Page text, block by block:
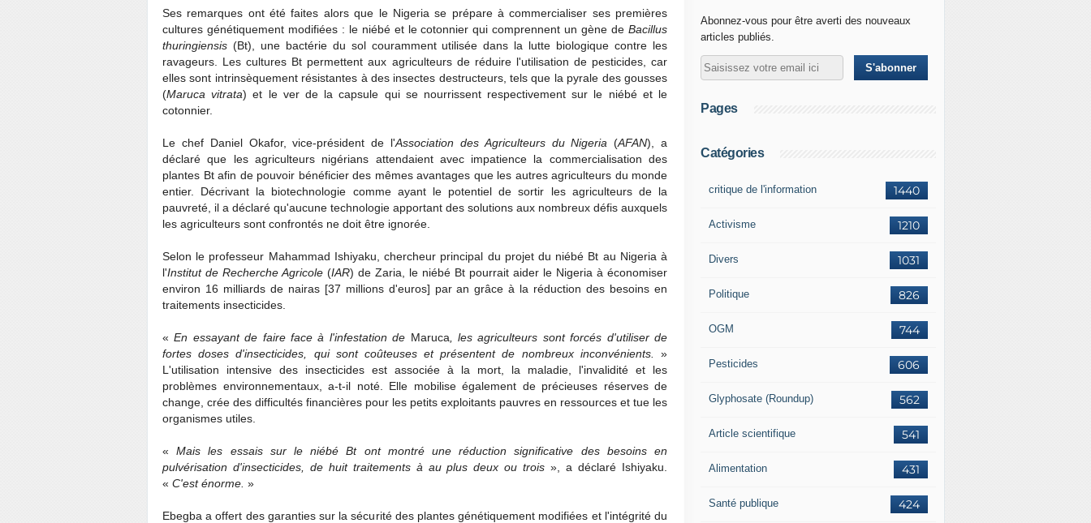
Ses remarques ont été faites alors que le Nigeria se prépare à commercialiser ses premières
cultures génétiquement modifiées : le niébé et le cotonnier qui comprennent un gène de Bacillus
thuringiensis (Bt), une bactérie du sol couramment utilisée dans la lutte biologique contre les
ravageurs. Les cultures Bt permettent aux agriculteurs de réduire l'utilisation de pesticides, car
elles sont intrinsèquement résistantes à des insectes destructeurs, tels que la pyrale des gousses
(Maruca vitrata) et le ver de la capsule qui se nourrissent respectivement sur le niébé et le
cotonnier.
Le chef Daniel Okafor, vice-président de l'Association des Agriculteurs du Nigeria (AFAN), a
déclaré que les agriculteurs nigérians attendaient avec impatience la commercialisation des
plantes Bt afin de pouvoir bénéficier des mêmes avantages que les autres agriculteurs du monde
entier. Décrivant la biotechnologie comme ayant le potentiel de sortir les agriculteurs de la
pauvreté, il a déclaré qu'aucune technologie apportant des solutions aux nombreux défis auxquels
les agriculteurs sont confrontés ne doit être ignorée.
Selon le professeur Mahammad Ishiyaku, chercheur principal du projet du niébé Bt au Nigeria à
l'Institut de Recherche Agricole (IAR) de Zaria, le niébé Bt pourrait aider le Nigeria à économiser
environ 16 milliards de nairas [37 millions d'euros] par an grâce à la réduction des besoins en
traitements insecticides.
«En essayant de faire face à l'infestation de Maruca , les agriculteurs sont forcés d'utiliser de
fortes doses d'insecticides, qui sont coûteuses et présentent de nombreux inconvénients.
»
L'utilisation intensive des insecticides est associée à la mort, la maladie, l'invalidité et les
problèmes environnementaux, a-t-il noté. Elle mobilise également de précieuses réserves de
change, crée des difficultés financières pour les petits exploitants pauvres en ressources et tue les
organismes utiles.
«Mais les essais sur le niébé Bt ont montré une réduction significative des besoins en
pulvérisation d'insecticides, de huit traitements à au plus deux ou trois», a déclaré Ishiyaku.
« C'est énorme. »
Ebegba a offert des garanties sur la sécurité des plantes génétiquement modifiées et l'intégrité du
Abonnez-vous pour être averti des nouveaux
articles publiés.
Pages
Catégories
1440
critique de l'information
1210
Activisme
1031
Divers
826
Politique
744
OGM
606
Pesticides
562
Glyphosate (Roundup)
541
Article scientifique
431
Alimentation
424
Santé publique